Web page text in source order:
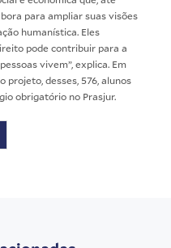
para ampliar suas visões
humanística. Eles
pode contribuir para a
vivem”, explica. Em
projeto, desses, 576, alunos
obrigatório no Prasjur.